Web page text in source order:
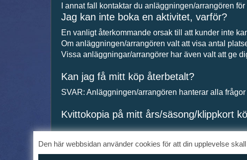
I annat fall kontaktar du anläggningen/arrangören
Jag kan inte boka en aktivitet, varför?
En vanligt återkommande orsak till att kunder inte
Om anläggningen/arrangören valt att visa antal
Vissa anläggningar/arrangörer har även valt att ge
Kan jag få mitt köp återbetalt?
SVAR: Anläggningen/arrangören hanterar alla
Kvittokopia på mitt års/säsong/klippkort
SVAR: Har du köpt ditt årskort/klippkort på webben
Den här webbsidan använder cookies för att din upplevelse